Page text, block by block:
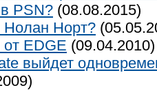
PSN? (08.08.2015)
Нолан Норт?
EDGE (09.04.2010)
выйдет